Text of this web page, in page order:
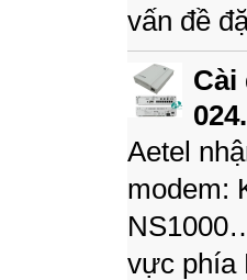
vấn đề
Cài
Aetel
modem:
vực phía